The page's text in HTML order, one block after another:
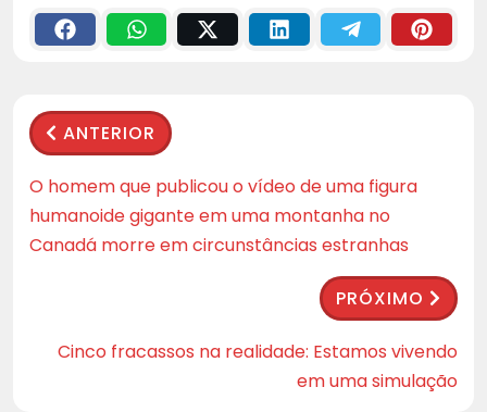
ANTERIOR
O homem que publicou o vídeo de uma figura
humanoide gigante em uma montanha no
Canadá morre em circunstâncias estranhas
PRÓXIMO
Cinco fracassos na realidade: Estamos vivendo
em uma simulação